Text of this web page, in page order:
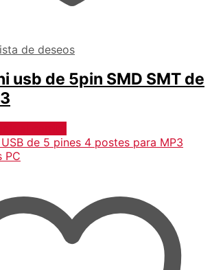
de deseos
usb de 5pin SMD SMT de